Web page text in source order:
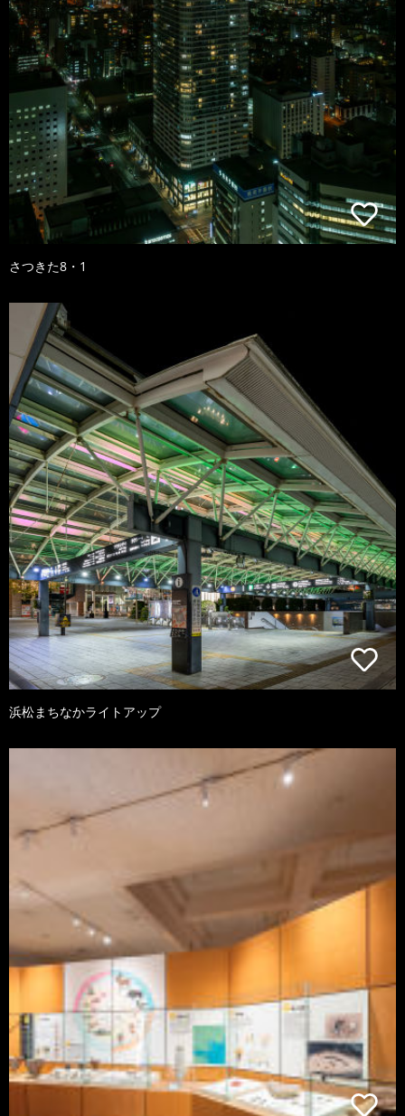
さつきた8・1
浜松まちなかライトアップ